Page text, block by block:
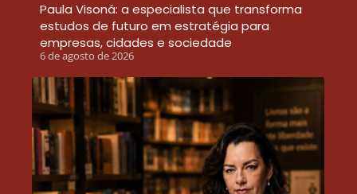
Paula Visoná: a especialista que transforma
estudos de futuro em estratégia para
empresas, cidades e sociedade
6 de agosto de 2026